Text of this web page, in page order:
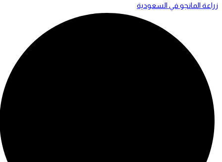
زراعة المانجو في السعودية